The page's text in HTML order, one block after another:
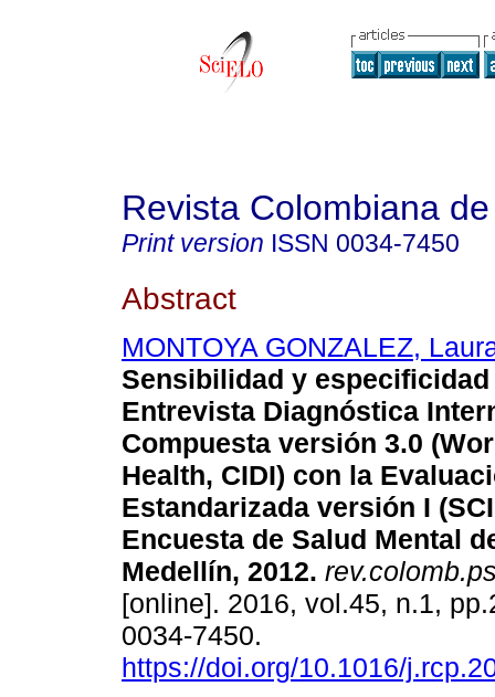
Revista Colombiana
Print version ISSN 0034-7450
Abstract
MONTOYA GONZALEZ,
Sensibilidad y
Entrevista Diagnóstica
Compuesta versión 3.0
Health, CIDI) con la
Estandarizada versión I
Encuesta de Salud Mental
Medellín, 2012.
[online]. 2016, vol.45, n.1,
0034-7450.
https://doi.org/10.1016/